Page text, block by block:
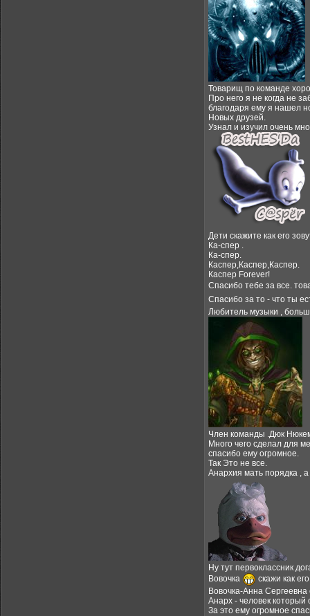
Товарищ по команде
Про него я не когда не
благодаря ему я нашел
Новых друзей.
Узнал и изучил очень
Дети скажите как его
Ка-спер .
Ка-спер.
Каспер,Каспер,Каспер.
Каспер Forever!
Cпасибо тебе за все.
Спасибо за то - что ты
Любитель музыки ,
Член команды .Дюк
Много чего cделал для
спасибо ему огромное.
Так Это не все.
Анархия мать порядка ,
Ну тут первоклассник
Вовочка
скажи как
Вовочка-Анна Сергеевна
Анарх - человек
За это ему огромное